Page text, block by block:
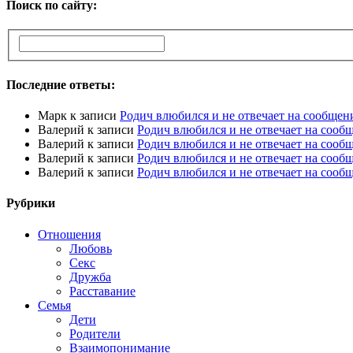
Поиск по сайту:
Последние ответы:
Марк к записи Родич влюбился и не отвечает на
Валерий к записи Родич влюбился и не отвечает на
Валерий к записи Родич влюбился и не отвечает на
Валерий к записи Родич влюбился и не отвечает на
Валерий к записи Родич влюбился и не отвечает на
Рубрики
Отношения
Любовь
Секс
Дружба
Расставание
Семья
Дети
Родители
Взаимопонимание